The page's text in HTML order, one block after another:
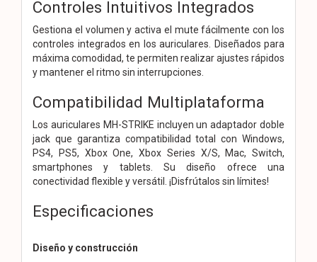
Controles Intuitivos Integrados
Gestiona el volumen y activa el mute fácilmente con los
controles integrados en los auriculares. Diseñados para
máxima comodidad, te permiten realizar ajustes rápidos
y mantener el ritmo sin interrupciones.
Compatibilidad Multiplataforma
Los auriculares MH-STRIKE incluyen un adaptador doble
jack que garantiza compatibilidad total con Windows,
PS4, PS5, Xbox One, Xbox Series X/S, Mac, Switch,
smartphones y tablets. Su diseño ofrece una
conectividad flexible y versátil. ¡Disfrútalos sin límites!
Especificaciones
Diseño y construcción